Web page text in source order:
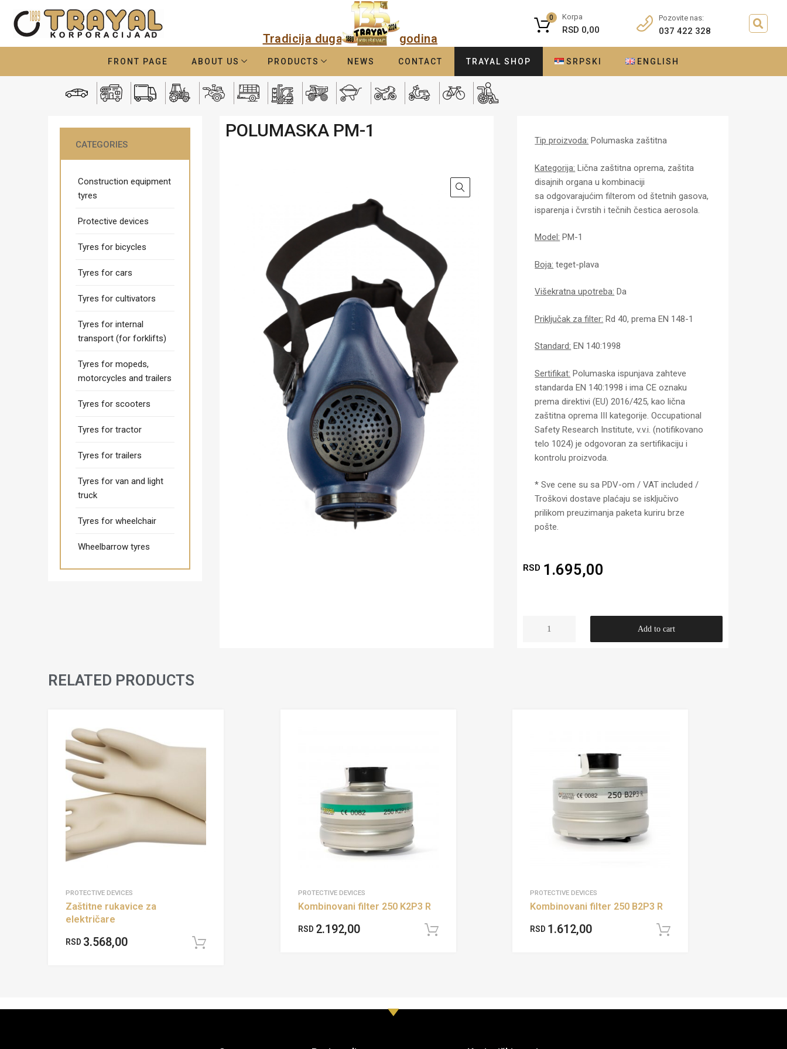
Tradicija duga godina
Korpa
RSD 0,00
0 Pozovite nas:
037 422 328
FRONT PAGE ABOUT US PRODUCTS NEWS CONTACT TRAYAL SHOP SRPSKI ENGLISH
CATEGORIES
Construction equipment
tyres
Protective devices
Tyres for bicycles
Tyres for cars
Tyres for cultivators
Tyres for internal
transport (for forklifts)
Tyres for mopeds,
motorcycles and trailers
Tyres for scooters
Tyres for tractor
Tyres for trailers
Tyres for van and light
truck
Tyres for wheelchair
Wheelbarrow tyres
POLUMASKA PM-1 Tip proizvoda: Polumaska zaštitna
Kategorija: Lična zaštitna oprema, zaštita
disajnih organa u kombinaciji
sa odgovarajućim filterom od štetnih gasova,
isparenja i čvrstih i tečnih čestica aerosola.
Model: PM-1
Boja: teget-plava
Višekratna upotreba: Da
Priključak za filter: Rd 40, prema EN 148-1
Standard: EN 140:1998
Sertifikat: Polumaska ispunjava zahteve
standarda EN 140:1998 i ima CE oznaku
prema direktivi (EU) 2016/425, kao lična
zaštitna oprema III kategorije. Occupational
Safety Research Institute, v.v.i. (notifikovano
telo 1024) je odgovoran za sertifikaciju i
kontrolu proizvoda.
* Sve cene su sa PDV-om / VAT included /
Troškovi dostave plaćaju se isključivo
prilikom preuzimanja paketa kuriru brze
pošte.
RSD 1.695,00
Add to cart
RELATED PRODUCTS
PROTECTIVE DEVICES
Zaštitne rukavice za
električare
RSD 3.568,00
PROTECTIVE DEVICES
Kombinovani filter 250 K2P3 R
RSD 2.192,00
PROTECTIVE DEVICES
Kombinovani filter 250 B2P3 R
RSD 1.612,00